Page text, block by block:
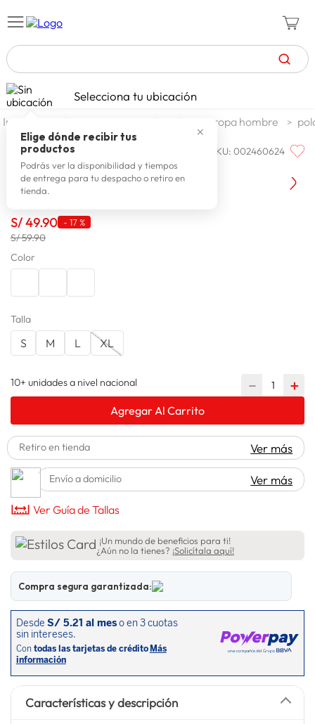
TÉRMINOS MÁS BUSCADOS
1. celulares
2. zapatillas mujer
3. zapatillas hombre
4. moda
6. tv
7.
10. spiderman
Selecciona tu ubicación
✕
Elige dónde recibir tus
productos
Podrás ver la disponibilidad y tiempos
de entrega para tu despacho o retiro en
tienda.
moda y accesorios hombre ropa hombre
BIG CITY SKU:002460624
Big City Polo M/c Soto Ba
S/49.90 - 17 %
S/ 59.90
Color
Talla
S M L XL
10+ unidades a nivel nacional ＋
－
Agregar Al Carrito
Retiro en tienda Ver más
Envío a domicilio Ver más
Ver Guía de Tallas
¡Un mundo de beneficios para ti!
¿Aún no la tienes? ¡Solicítala aquí!
Compra segura garantizada:
Características y descripción